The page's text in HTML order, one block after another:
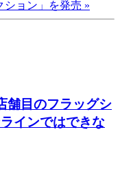
ション」を発売 »
舗目のフラッグシ
インではできな